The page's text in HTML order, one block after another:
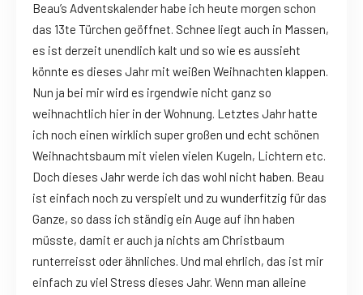
Beau’s Adventskalender habe ich heute morgen schon
das 13te Türchen geöffnet. Schnee liegt auch in Massen,
es ist derzeit unendlich kalt und so wie es aussieht
könnte es dieses Jahr mit weißen Weihnachten klappen.
Nun ja bei mir wird es irgendwie nicht ganz so
weihnachtlich hier in der Wohnung. Letztes Jahr hatte
ich noch einen wirklich super großen und echt schönen
Weihnachtsbaum mit vielen vielen Kugeln, Lichtern etc.
Doch dieses Jahr werde ich das wohl nicht haben. Beau
ist einfach noch zu verspielt und zu wunderfitzig für das
Ganze, so dass ich ständig ein Auge auf ihn haben
müsste, damit er auch ja nichts am Christbaum
runterreisst oder ähnliches. Und mal ehrlich, das ist mir
einfach zu viel Stress dieses Jahr. Wenn man alleine